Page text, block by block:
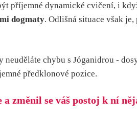
příjemné dynamické cvičení, i
dogmaty. Odlišná situace však
chybu s Jóganidrou -
předklonové pozice.
změnil se váš postoj k ní